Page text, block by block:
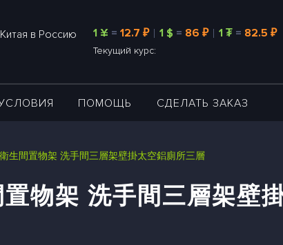
в Россию
1 ¥ = 12.7 ₽ 1 $ = 86 ₽ 1 ₮= 82.5 ₽
Текущий курс:
ПОМОЩЬ СДЕЛАТЬ ЗАКАЗ
生間置物架 洗手間三層架壁掛太空鋁廁所三層
物架 洗手間三層架壁